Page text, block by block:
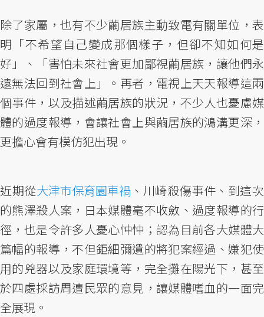
除了家屬，也有不少繭居族主動致電有關單位，表
明「不希望自己變成那個樣子，但卻不知如何是
好」、「害怕未來社會更加鄙視繭居族，讓他們永
遠無法回到社會上」。再者，電視上天天報導這兩
個事件，以及描述繭居族的狀況，不少人也憂慮媒
體的過度報導，會讓社會上與繭居族的鴻溝更深，
更擔心會有模仿犯出現。
近期從大津市保育園車禍 、川崎殺傷事件、到這次
的熊澤殺人案，日本媒體毫不收斂、過度報導的行
徑，也是令許多人憂心忡忡；認為目前各大媒體大
篇幅的報導，不但鉅細彌遺的將犯案經過、嫌犯使
用的兇器以及家庭環境等，完全攤在陽光下，甚至
於四處採訪周遭民眾的意見，讓媒體嗜血的一面完
全展現。